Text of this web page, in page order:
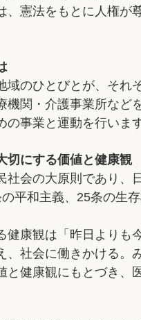
、憲法をもとに人権
域のひとびとが、それ
機関・介護事業所など
の事業と運動を行います
切にする価値と健康観
社会の大原則であり、
平和主義、25条の生
健康観は「昨日よりも
、社会に働きかける。
と健康観にもとづき、